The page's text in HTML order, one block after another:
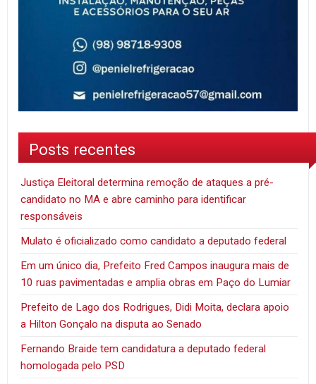
Posts recentes
Justiça Eleitoral determina remoção de ataques a pré-
candidato no MA e abre caminho para identificar
responsáveis
Mulato é oficializado como candidato a deputado federal
Em um único dia, Prefeito Fred Campos inaugura mais de
10 ruas pavimentadas e amplia obras em Paço do Lumiar
Prefeito de Lago dos Rodrigues, Didi Moita, declara apoio
a Hilton Gonçalo na disputa ao Senado
Fernando Braide tem candidatura a deputado federal
homologada pelo PSD